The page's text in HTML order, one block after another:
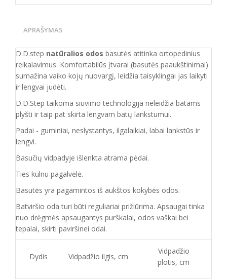
APRAŠYMAS
D.D.step natūralios odos basutės atitinka ortopedinius
reikalavimus. Komfortabilūs įtvarai (basutės paaukštinimai)
sumažina vaiko kojų nuovargį, leidžia taisyklingai jas laikyti
ir lengvai judėti.
D.D.Step taikoma siuvimo technologija neleidžia batams
plyšti ir taip pat skirta lengvam batų lankstumui.
Padai - guminiai, neslystantys, ilgalaikiai, labai lankstūs ir
lengvi.
Basučių vidpadyje išlenkta atrama pėdai.
Ties kulnu pagalvėlė.
Basutės yra pagamintos iš aukštos kokybės odos.
Batviršio oda turi būti reguliariai prižiūrima. Apsaugai tinka
nuo drėgmės apsaugantys purškalai, odos vaškai bei
tepalai, skirti paviršinei odai.
Dydis Vidpadžio ilgis, cm
Vidpadžio
plotis, cm